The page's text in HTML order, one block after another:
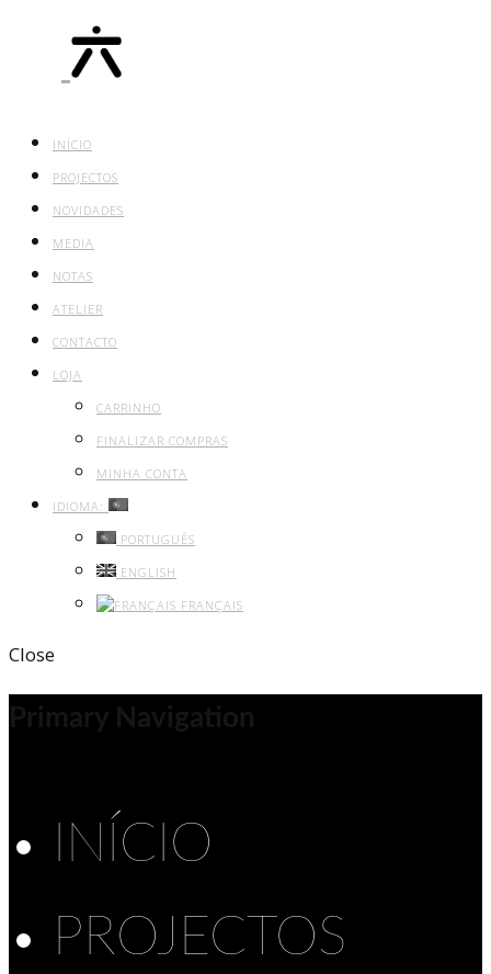
INÍCIO
PROJECTOS
NOVIDADES
MEDIA
NOTAS
ATELIER
CONTACTO
LOJA
CARRINHO
FINALIZAR COMPRAS
MINHA CONTA
IDIOMA:
PORTUGUÊS
ENGLISH
FRANÇAIS
Close
INÍCIO
PROJECTOS